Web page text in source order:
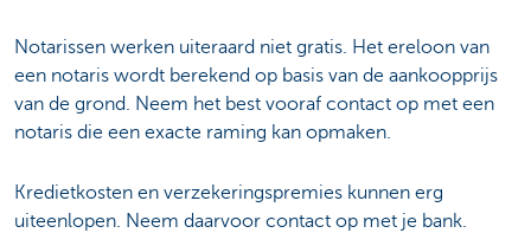
Notarissen werken uiteraard niet gratis. Het ereloon van
een notaris wordt berekend op basis van de aankoopprijs
van de grond. Neem het best vooraf contact op met een
notaris die een exacte raming kan opmaken.
Kredietkosten en verzekeringspremies kunnen erg
uiteenlopen. Neem daarvoor contact op met je bank.